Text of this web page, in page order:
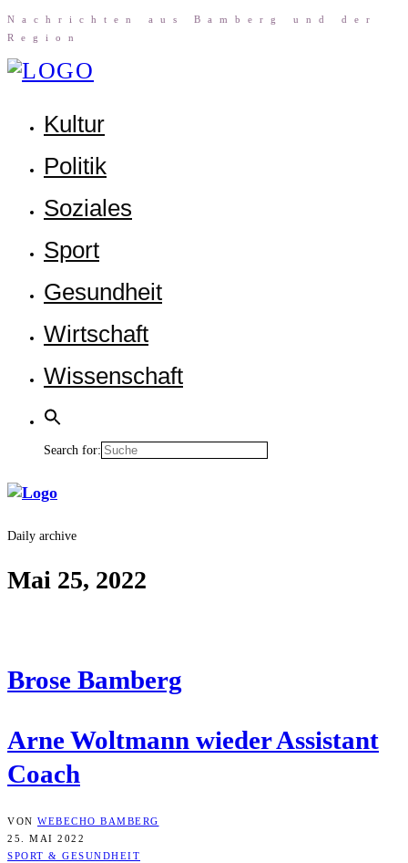
Nach­rich­ten aus Bam­berg und der
Region
Kul­tur
Poli­tik
Sozia­les
Sport
Gesund­heit
Wirt­schaft
Wis­sen­schaft
Search for:
Daily archive
Mai 25, 2022
Bro­se Bamberg
Arne Wolt­mann wie­der Assistant
Coach
VON WEBECHO BAMBERG
25. MAI 2022
SPORT & GESUNDHEIT